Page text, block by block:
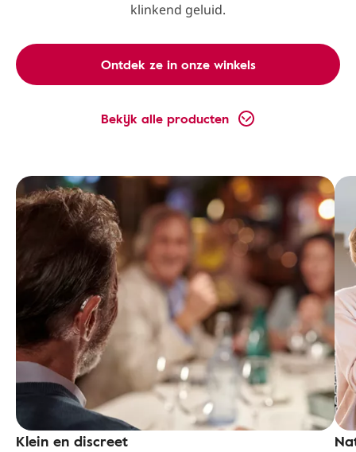
klinkend geluid.
Ontdek ze in onze winkels
Bekijk alle producten
Klein en discreet